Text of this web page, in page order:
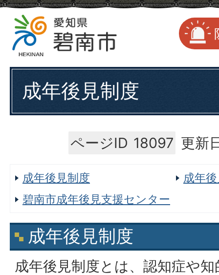
成年後見制度
ページID 18097 更新
成年後見制度
成年
碧南市成年後見支援センター
成年後見制度
成年後見制度とは、認知症や